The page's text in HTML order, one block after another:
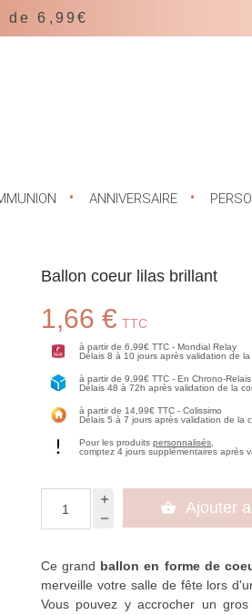
6,99€
ANNIVERSAIRE
Ballon coeur lilas brillant
1,66 € TTC
à partir de 6,99€ TTC - Mondial Relay
Délais 8 à 10 jours après validation de la
à partir de 9,99€ TTC - En Chrono-Relais.
Délais 48 à 72h après validation de la
à partir de 14,99€ TTC - Colissimo
Délais 5 à 7 jours après validation de la
Pour les produitspersonnalisés
comptez 4 jours supplémentaires après
 Ajouter
Ce grand ballon en forme de
merveille votre salle de fête lors
Vous pouvez y accrocher un